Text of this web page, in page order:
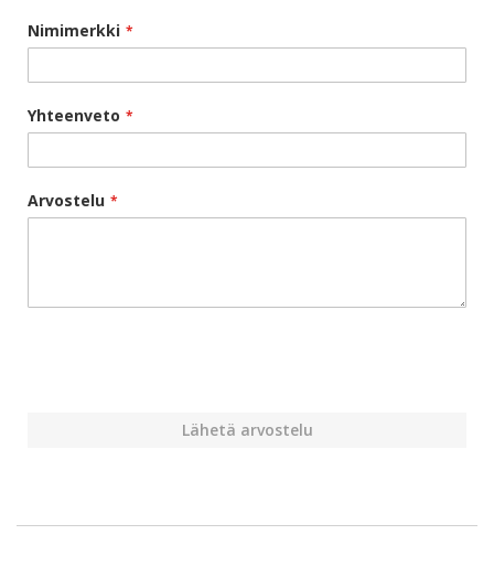
Nimimerkki
Yhteenveto
Arvostelu
Lähetä arvostelu